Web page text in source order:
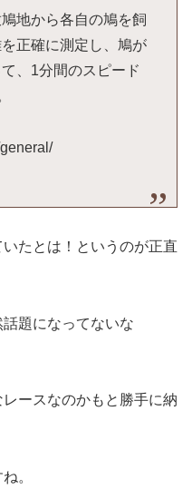
地から各自の鳩を飼
正確に測定し、鳩が
、1分間のスピード
たとは！というのが正直
題になってないな
ースなのかもと勝手に納
。